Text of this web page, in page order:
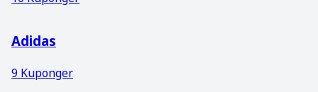
Adidas
9 Kuponger